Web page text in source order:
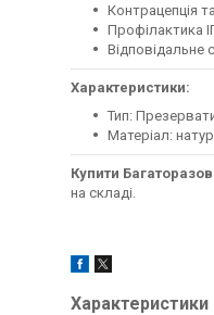
Контрацепція
Профілактика
Відповідальне
Характеристики:
Тип:
Матеріал:
Купити
на складі.
Характеристики